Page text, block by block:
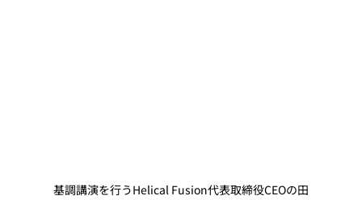
基調講演を行うHelical Fusion代表取締役CEOの田